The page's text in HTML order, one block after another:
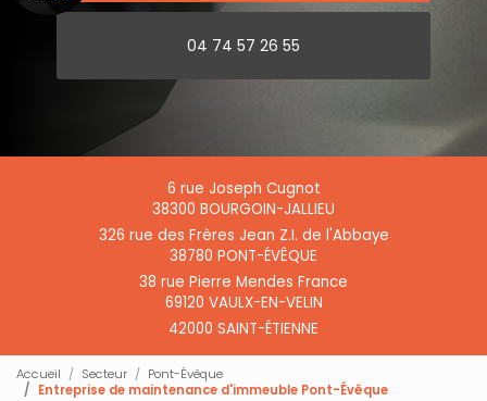
04 74 57 26 55
6 rue Joseph Cugnot
38300 BOURGOIN-JALLIEU
326 rue des Frères Jean Z.I. de l'Abbaye
38780 PONT-ÉVÊQUE
38 rue Pierre Mendes France
69120 VAULX-EN-VELIN
42000 SAINT-ÉTIENNE
Accueil Secteur
Pont-Évêque
Entreprise de maintenance d'immeuble Pont-Évêque